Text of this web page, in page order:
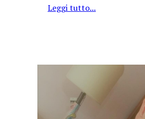
Leggi tutto...